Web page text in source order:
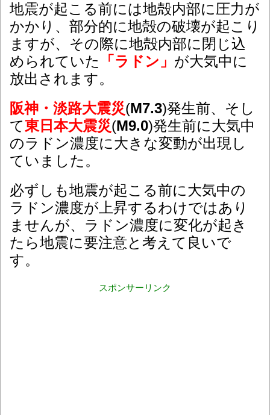
地震が起こる前には地殻内部に圧力が
かかり、部分的に地殻の破壊が起こり
ますが、その際に地殻内部に閉じ込
められていた
「ラドン」 が大気中に
放出されます。
阪神・淡路大震災(M7.3)発生前、そし
て東日本大震災(M9.0)発生前に大気中
のラドン濃度に大きな変動が出現し
ていました。
必ずしも地震が起こる前に大気中の
ラドン濃度が上昇するわけではあり
ませんが、ラドン濃度に変化が起き
たら地震に要注意と考えて良いで
す。
スポンサーリンク